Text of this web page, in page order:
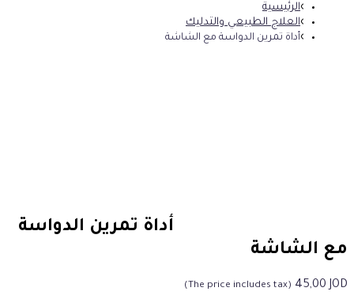
الرئيسية
العلاج الطبيعي والتدليك
أداة تمرين الدواسة مع الشاشة
أداة تمرين الدواسة
مع الشاشة
45,00 JOD
(The price includes tax)